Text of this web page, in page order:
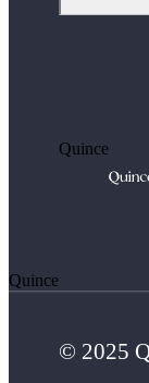
Quince
Quince
© 2025